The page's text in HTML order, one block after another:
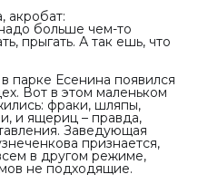
акробат:
больше чем-то
прыгать. А так ешь, что
парке Есенина появился
Вот в этом маленьком
фраки, шляпы,
и ящериц – правда,
Заведующая
признается,
в другом режиме,
не подходящие.